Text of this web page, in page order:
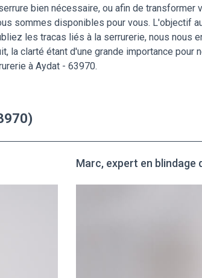
bien nécessaire, ou afin de
sommes disponibles pour vous. L'objectif
les tracas liés à la serrurerie, nous nous
la clarté étant d'une grande importance pour
à Aydat - 63970.
Marc, expert en blindage